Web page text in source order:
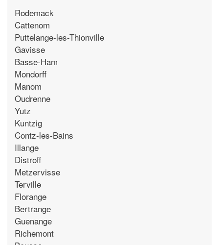
Rodemack
Cattenom
Puttelange-les-Thionville
Gavisse
Basse-Ham
Mondorff
Manom
Oudrenne
Yutz
Kuntzig
Contz-les-Bains
Illange
Distroff
Metzervisse
Terville
Florange
Bertrange
Guenange
Richemont